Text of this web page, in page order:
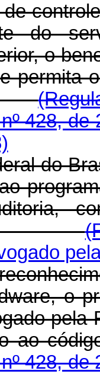
do
o
permita
428, de
do
o
pela
428, de